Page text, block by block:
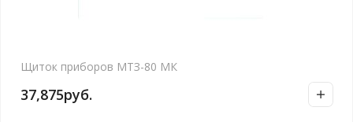
Щиток приборов МТЗ-80 МК
37,875руб.